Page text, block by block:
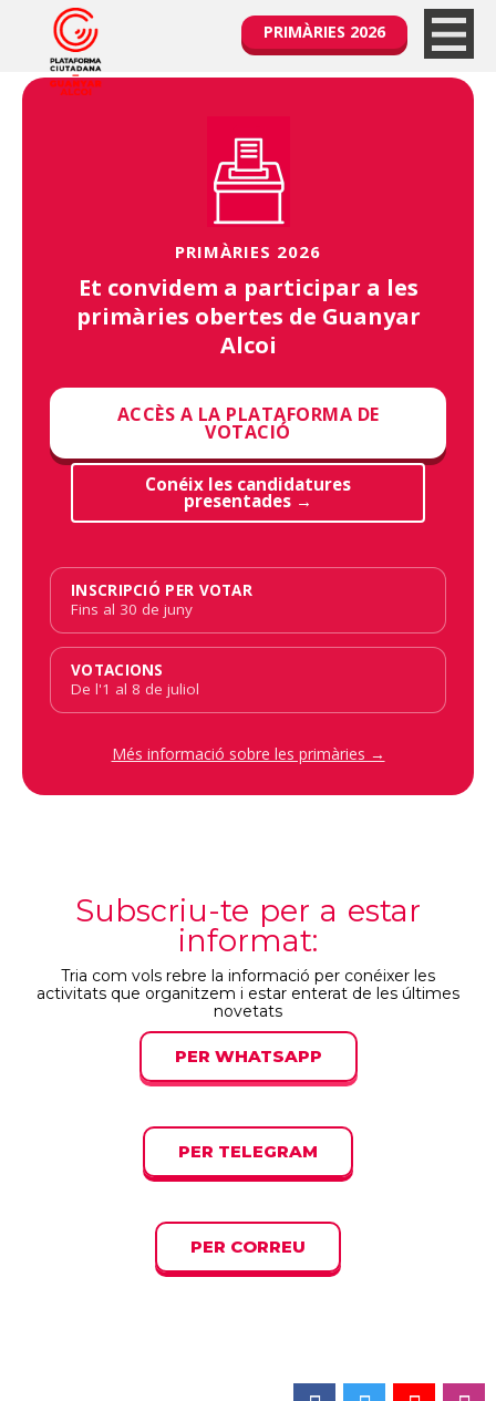
PRIMÀRIES 2026
Et convidem a participar a les
primàries obertes de Guanyar
Alcoi
ACCÈS A LA PLATAFORMA DE
VOTACIÓ
Conéix les candidatures
presentades →
INSCRIPCIÓ PER VOTAR
Fins al 30 de juny
VOTACIONS
De l'1 al 8 de juliol
Més informació sobre les primàries →
Subscriu-te per a estar
informat:
Tria com vols rebre la informació per conéixer les
activitats que organitzem i estar enterat de les últimes
novetats
PER WHATSAPP
PER TELEGRAM
PER CORREU
PRIMÀRIES 2026